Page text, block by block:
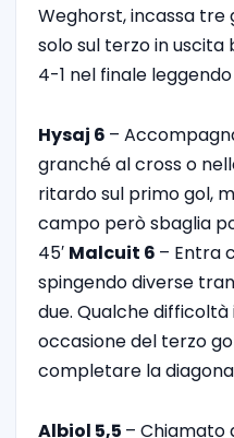
Weghorst, incassa
solo sul terzo in uscita
4-1 nel finale
Hysaj 6 –
granché al cross o
ritardo sul primo gol,
campo però sbaglia
45′ Malcuit 6 – Entra
spingendo diverse
due. Qualche
occasione del terzo
completare la
Albiol 5,5 – Chiamato